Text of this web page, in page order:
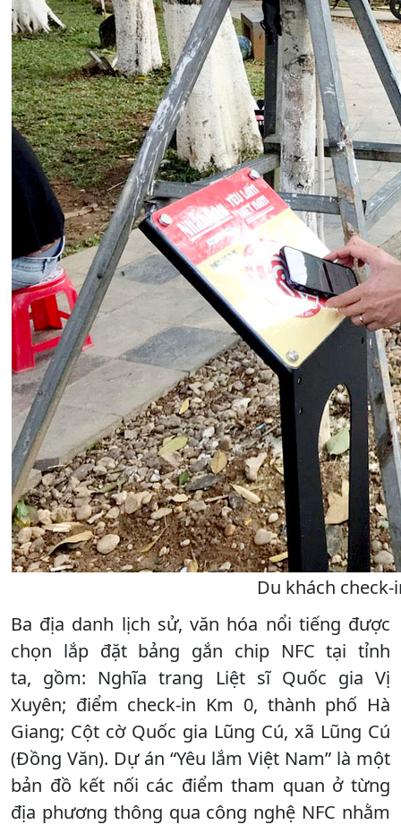
Du khách
Ba địa danh lịch sử, văn hóa nổi tiếng được
chọn lắp đặt bảng gắn chip NFC tại tỉnh
ta, gồm: Nghĩa trang Liệt sĩ Quốc gia Vị
Xuyên; điểm check-in Km 0, thành phố Hà
Giang; Cột cờ Quốc gia Lũng Cú, xã Lũng Cú
(Đồng Văn). Dự án “Yêu lắm Việt Nam” là một
bản đồ kết nối các điểm tham quan ở từng
địa phương thông qua công nghệ NFC nhằm